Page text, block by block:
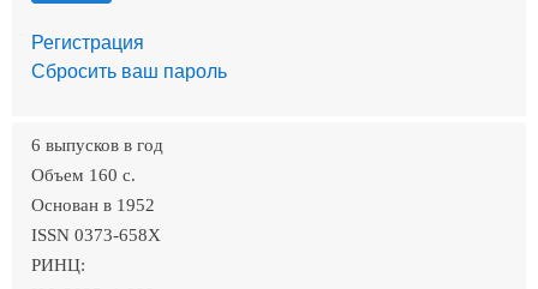
Регистрация
Сбросить ваш пароль
6 выпусков в год
Объем 160 c.
Основан в 1952
ISSN 0373-658X
РИНЦ: